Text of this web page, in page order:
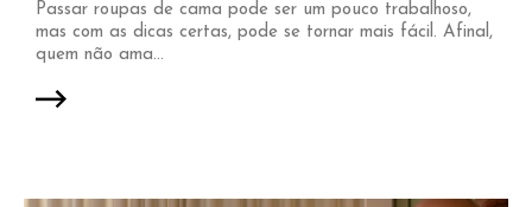
Passar roupas de cama pode ser um pouco trabalhoso,
mas com as dicas certas, pode se tornar mais fácil. Afinal,
quem não ama...